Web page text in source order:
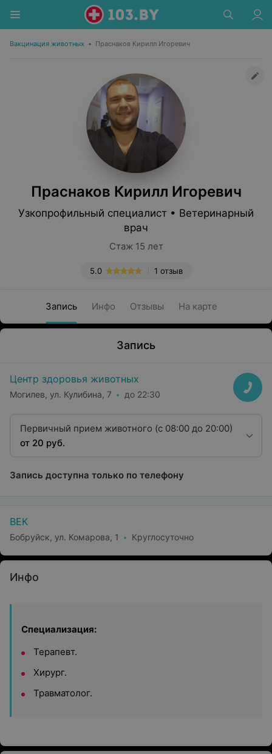
Вакцинация животных • Праснаков Кирилл Игоревич
Праснаков Кирилл Игоревич
Узкопрофильный специалист • Ветеринарный
врач
Стаж 15 лет
1 отзыв
5.0
Запись Инфо Отзывы На карте
Запись
Центр здоровья животных
Могилев, ул. Кулибина, 7 до 22:30
Первичный прием животного (с 08:00 до 20:00)
от 20 руб.
Запись доступна только по телефону
ВЕК
Бобруйск, ул. Комарова, 1 Круглосуточно
Инфо
Специализация:
Терапевт.
Хирург.
Травматолог.